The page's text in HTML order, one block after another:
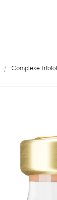
Complexe Iribiol